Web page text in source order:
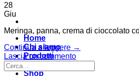
Home
Chi siamo
Prodotti
Shop
28
Giu
Meringa, panna, crema di cioccolato
Continua a leggere →
Lascia un commento